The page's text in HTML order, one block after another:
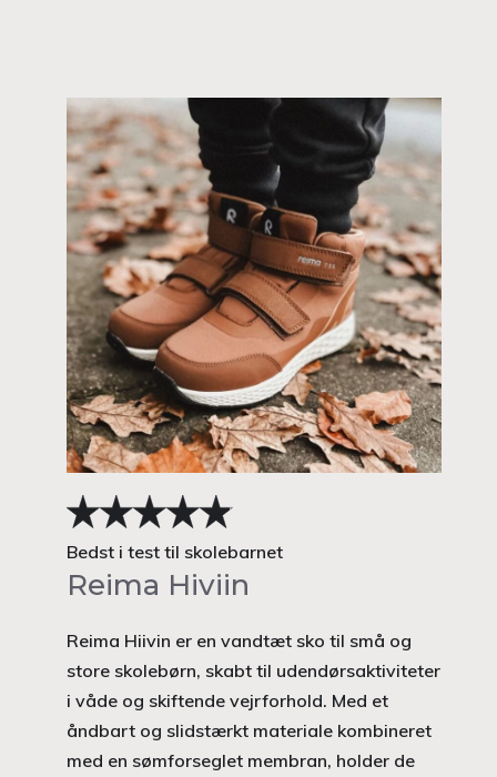
Bedst i test til skolebarnet
Reima Hiviin
Reima Hiivin er en vandtæt sko til små og
store skolebørn, skabt til udendørsaktiviteter
i våde og skiftende vejrforhold. Med et
åndbart og slidstærkt materiale kombineret
med en sømforseglet membran, holder de